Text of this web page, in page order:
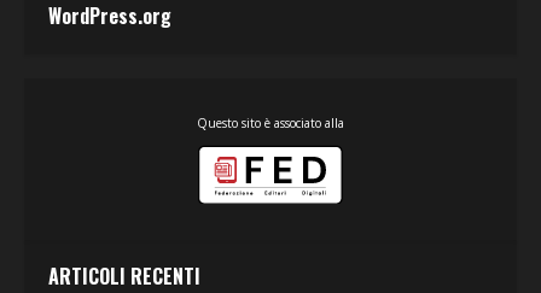
WordPress.org
Questo sito è associato alla
ARTICOLI RECENTI